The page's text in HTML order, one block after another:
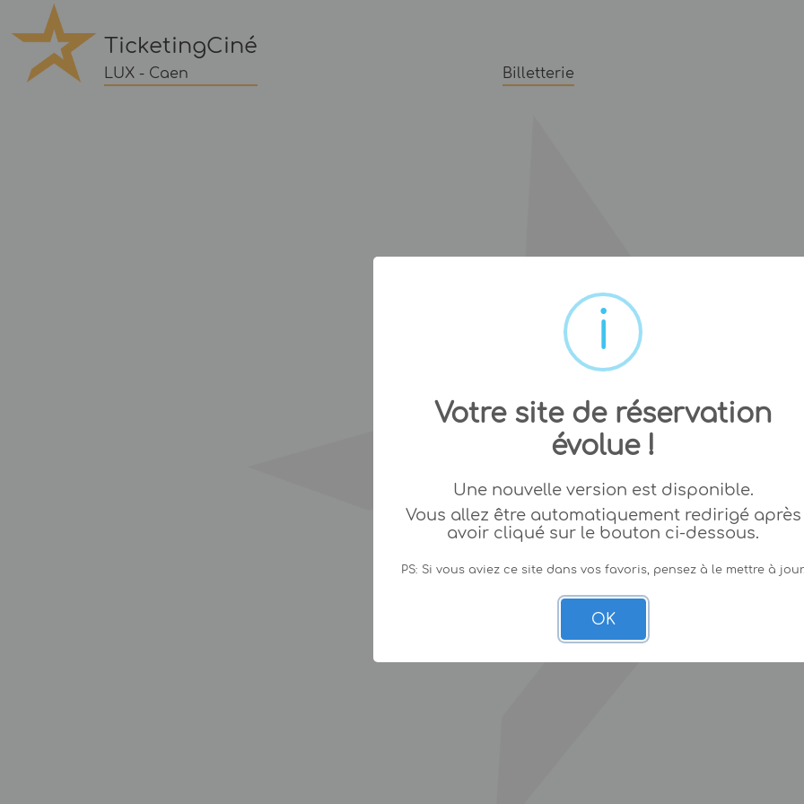
TicketingCiné
LUX - Caen Billetterie
Votre site de réservation
évolue !
Une nouvelle version est disponible.
Vous allez être automatiquement redirigé après
avoir cliqué sur le bouton ci-dessous.
PS: Si vous aviez ce site dans vos favoris, pensez à le mettre à
OK